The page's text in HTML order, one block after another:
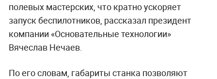
полевых мастерских, что кратно ускоряет
запуск беспилотников, рассказал президент
компании «Основательные технологии»
Вячеслав Нечаев.
По его словам, габариты станка позволяют